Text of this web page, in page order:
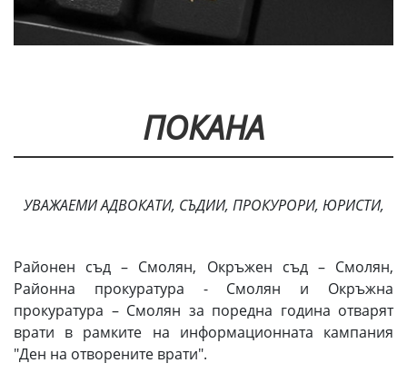
ПОКАНА
УВАЖАЕМИ АДВОКАТИ, СЪДИИ, ПРОКУРОРИ, ЮРИСТИ,
Районен съд – Смолян, Окръжен съд – Смолян,
Районна прокуратура - Смолян и Окръжна
прокуратура – Смолян за поредна година отварят
врати в рамките на информационната кампания
"Ден на отворените врати".